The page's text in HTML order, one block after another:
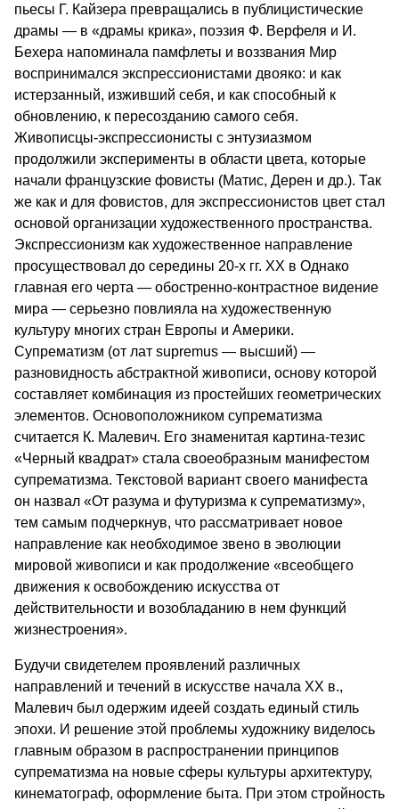
пьесы Г. Кайзера превращались в публицистические
драмы — в «драмы крика», поэзия Ф. Верфеля и И.
Бехера напоминала памфлеты и воззвания Мир
воспринимался экспрессионистами двояко: и как
истерзанный, изживший себя, и как способный к
обновлению, к пересозданию самого себя.
Живописцы-экспрессионисты с энтузиазмом
продолжили эксперименты в области цвета, которые
начали французские фовисты (Матис, Дерен и др.). Так
же как и для фовистов, для экспрессионистов цвет стал
основой организации художественного пространства.
Экспрессионизм как художественное направление
просуществовал до середины 20-х гг. XX в Однако
главная его черта — обостренно-контрастное видение
мира — серьезно повлияла на художественную
культуру многих стран Европы и Америки.
Супрематизм (от лат supremus — высший) —
разновидность абстрактной живописи, основу которой
составляет комбинация из простейших геометрических
элементов. Основоположником супрематизма
считается К. Малевич. Его знаменитая картина-тезис
«Черный квадрат» стала своеобразным манифестом
супрематизма. Текстовой вариант своего манифеста
он назвал «От разума и футуризма к супрематизму»,
тем самым подчеркнув, что рассматривает новое
направление как необходимое звено в эволюции
мировой живописи и как продолжение «всеобщего
движения к освобождению искусства от
действительности и возобладанию в нем функций
жизнестроения».
Будучи свидетелем проявлений различных
направлений и течений в искусстве начала XX в.,
Малевич был одержим идеей создать единый стиль
эпохи. И решение этой проблемы художнику виделось
главным образом в распространении принципов
супрематизма на новые сферы культуры архитектуру,
кинематограф, оформление быта. При этом стройность